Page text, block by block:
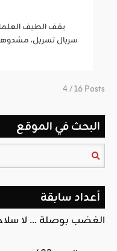
يقف الطيف
سربال تسربل، مشدوها
4 / 16 Posts
البحث في الموقع
أعداد سابقة
الغضب بوصلة … لا